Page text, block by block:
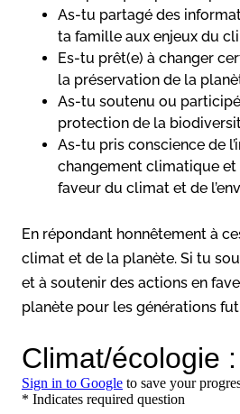
As-tu partagé des
ta famille aux enjeux du
Es-tu prêt(e) à changer
la préservation de la
As-tu soutenu ou
protection de la
As-tu pris conscience de
changement climatique
faveur du climat et de
En répondant honnêtement à
climat et de la planète. Si tu
et à soutenir des actions en
planète pour les générations